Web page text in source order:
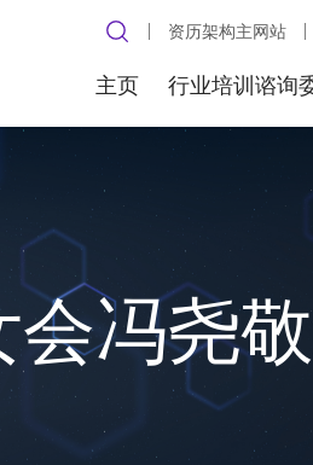
资历架构主网站
主页 行业培训谘询
冯尧